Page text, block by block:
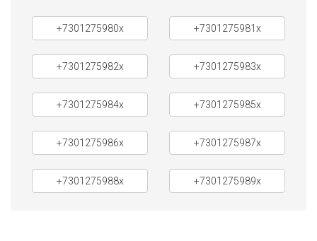
+7301275980x +7301275981x
+7301275982x +7301275983x
+7301275984x +7301275985x
+7301275986x +7301275987x
+7301275988x +7301275989x